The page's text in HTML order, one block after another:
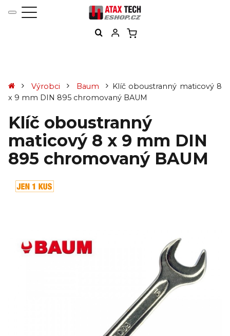
Výrobci Baum
Klíč oboustranný maticový 8
x 9 mm DIN 895 chromovaný BAUM
Klíč oboustranný
maticový 8 x 9 mm DIN
895 chromovaný BAUM